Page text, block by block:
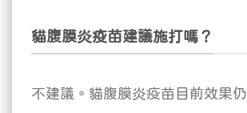
貓腹膜炎疫苗建議施打嗎？
不建議。貓腹膜炎疫苗目前效果仍